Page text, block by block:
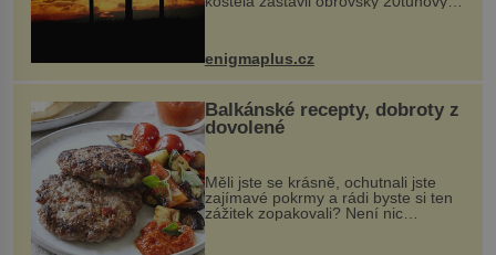
...
enigmaplus.cz
Balkánské recepty, dobroty z
dovolené
Měli jste se krásně, ochutnali jste
zajímavé pokrmy a rádi byste si ten
zážitek zopakovali? Není nic
snazšího. Pljeskavica (10 porcí)
Možná jste ji ochutnali na dovolené v